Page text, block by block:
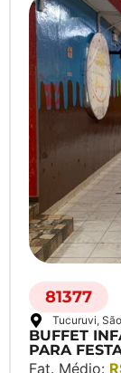
81377
Tucuruvi,
BUFFET
PARA
Fat. Médio: